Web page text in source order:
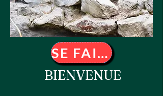
SE FAIRE MEMBRE
BIENVENUE